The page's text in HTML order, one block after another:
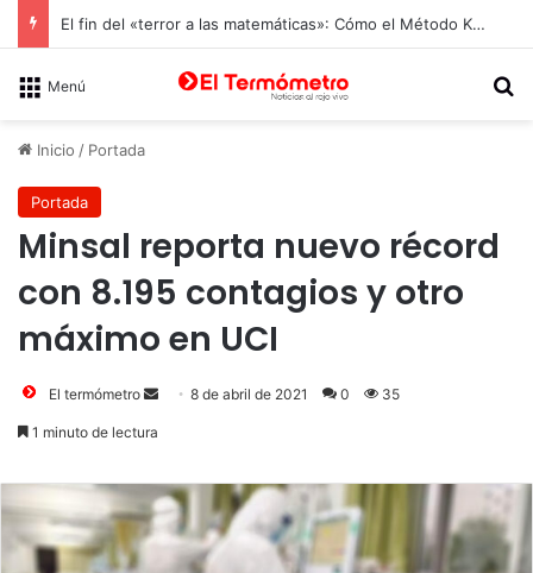
El fin del «terror a las matemáticas»: Cómo el Método Kumon conquista a Chile desde la autonomía y la neurociencia
Menú
Inicio / Portada
Portada
Minsal reporta nuevo récord
con 8.195 contagios y otro
máximo en UCI
El termómetro
Send8 de abril de 2021 0 35
1 minuto de lectura